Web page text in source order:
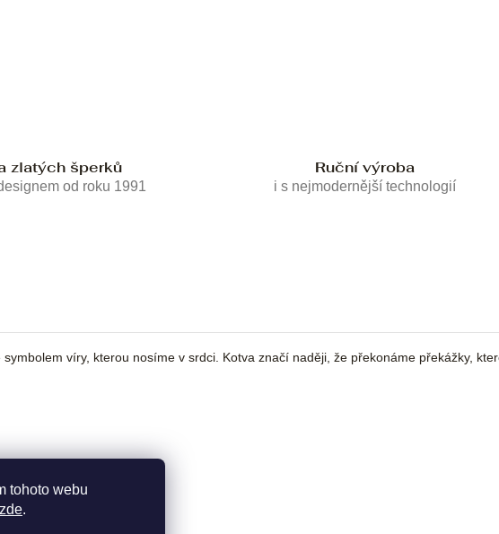
tohoto webu
zde.
zlatých šperků
od roku 1991
Ruční výroba
i s nejmodernější technologií
víry, kterou nosíme v srdci. Kotva značí naději, že překonáme překážky,